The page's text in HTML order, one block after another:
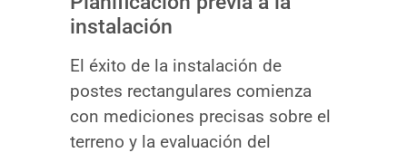
instalación
El éxito de la instalación de
postes rectangulares comienza
con mediciones precisas sobre el
terreno y la evaluación del